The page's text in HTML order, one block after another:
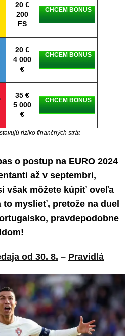
20 €
200
FS
CHCEM BONUS
20 €
4 000
€
CHCEM BONUS
35 €
5 000
€
CHCEM BONUS
riziko finančných strát
o postup na EURO 2024
až v septembri,
však môžete kúpiť oveľa
myslieť, pretože na duel
pravdepodobne
od 30. 8. – Pravidlá